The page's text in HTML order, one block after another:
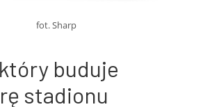
fot. Sharp
buduje
stadionu